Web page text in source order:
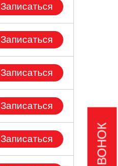
Записаться
Записаться
Записаться
Записаться
Записаться